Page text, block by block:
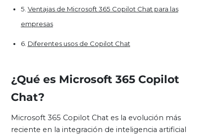
Ventajas de Microsoft 365 Copilot Chat para las
empresas
Diferentes usos de Copilot Chat
¿Qué es Microsoft 365 Copilot
Chat?
Microsoft 365 Copilot Chat es la evolución más
reciente en la integración de inteligencia artificial